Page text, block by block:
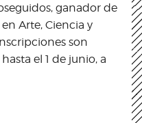
ganador de
Arte, Ciencia y
son
el 1 de junio, a